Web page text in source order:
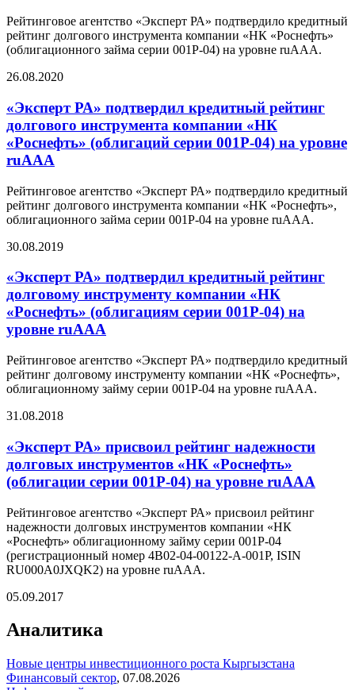
Рейтинговое агентство «Эксперт РА» подтвердило кредитный
рейтинг долгового инструмента компании «НК «Роснефть»
(облигационного займа серии 001P-04) на уровне ruAAA.
26.08.2020
«Эксперт РА» подтвердил кредитный рейтинг
долгового инструмента компании «НК
«Роснефть» (облигаций серии 001P-04) на уровне
ruAAA
Рейтинговое агентство «Эксперт РА» подтвердило кредитный
рейтинг долгового инструмента компании «НК «Роснефть»,
облигационного займа серии 001Р-04 на уровне ruAAA.
30.08.2019
«Эксперт РА» подтвердил кредитный рейтинг
долговому инструменту компании «НК
«Роснефть» (облигациям серии 001Р-04) на
уровне ruAAA
Рейтинговое агентство «Эксперт РА» подтвердило кредитный
рейтинг долговому инструменту компании «НК «Роснефть»,
облигационному займу серии 001Р-04 на уровне ruAAA.
31.08.2018
«Эксперт РА» присвоил рейтинг надежности
долговых инструментов «НК «Роснефть»
(облигации серии 001Р-04) на уровне ruAAA
Рейтинговое агентство «Эксперт РА» присвоил рейтинг
надежности долговых инструментов компании «НК
«Роснефть» облигационному займу серии 001Р-04
(регистрационный номер 4B02-04-00122-A-001P, ISIN
RU000A0JXQK2) на уровне ruAAA.
05.09.2017
Аналитика
Новые центры инвестиционного роста Кыргызстана
Финансовый сектор, 07.08.2026